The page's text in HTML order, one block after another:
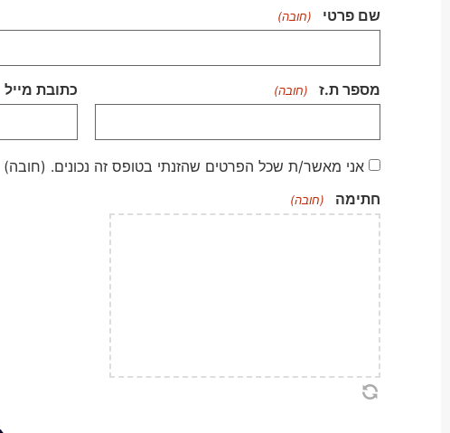
שם פרטי (חובה)
מספר ת.ז (חובה) כתובת מייל
הסכמה
אני מאשר/ת שכל הפרטים שהזנתי בטופס זה נכונים. (חובה)
חתימה (חובה)